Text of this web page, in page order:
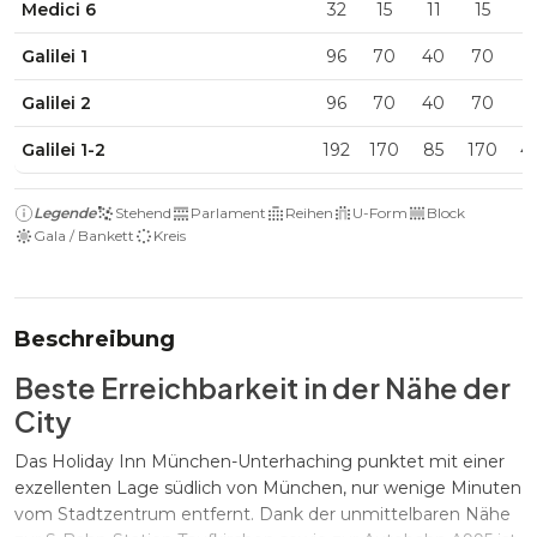
Medici 6 32 15 11 15
Galilei 1 96 70 40 70
Galilei 2 96 70 40 70
Galilei 1-2 192 170 85 170
Legende Stehend Parlament Reihen U-Form
Block
Gala / Bankett
Kreis
Beschreibung
Beste Erreichbarkeit in der Nähe der
City
Das Holiday Inn München-Unterhaching punktet mit einer
exzellenten Lage südlich von München, nur wenige Minuten
vom Stadtzentrum entfernt. Dank der unmittelbaren Nähe